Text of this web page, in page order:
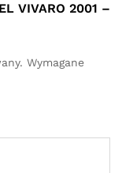
VIVARO 2001 –
Wymagane